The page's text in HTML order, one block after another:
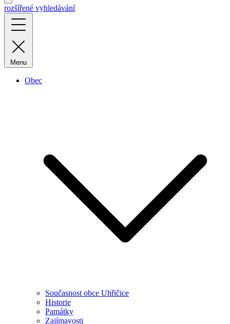
rozšířené vyhledávání
Menu
Obec
Současnost obce Uhřičice
Historie
Památky
Zajímavosti